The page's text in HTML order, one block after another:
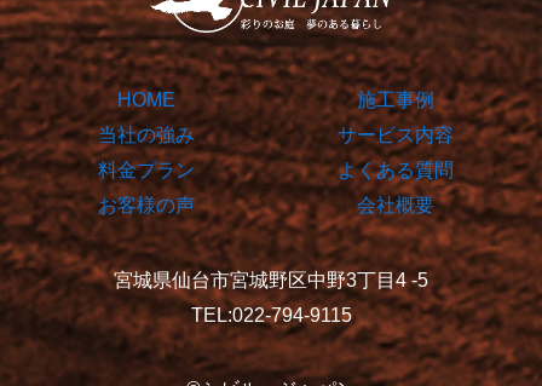
HOME
施工事例
当社の強み
サービス内容
料金プラン
よくある質問
お客様の声
会社概要
宮城県仙台市宮城野区中野3丁目4 -5
TEL:022-794-9115